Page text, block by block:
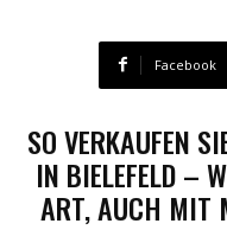
Facebook
SO VERKAUFEN
IN BIELEFELD –
ART, AUCH MIT